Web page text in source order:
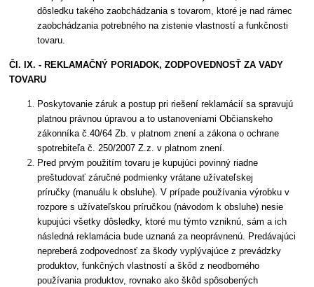
dôsledku takého zaobchádzania s tovarom, ktoré je nad rámec
zaobchádzania potrebného na zistenie vlastností a funkčnosti
tovaru.
Čl. IX. - REKLAMAČNÝ PORIADOK, ZODPOVEDNOSŤ ZA VADY
TOVARU
Poskytovanie záruk a postup pri riešení reklamácií sa spravujú
platnou právnou úpravou a to ustanoveniami Občianskeho
zákonníka č.40/64 Zb. v platnom znení a zákona o ochrane
spotrebiteľa č. 250/2007 Z.z. v platnom znení.
Pred prvým použitím tovaru je kupujúci povinný riadne
preštudovať záručné podmienky vrátane užívateľskej
príručky (manuálu k obsluhe). V prípade používania výrobku v
rozpore s užívateľskou príručkou (návodom k obsluhe) nesie
kupujúci všetky dôsledky, ktoré mu týmto vzniknú, sám a ich
následná reklamácia bude uznaná za neoprávnenú. Predávajúci
nepreberá zodpovednosť za škody vyplývajúce z prevádzky
produktov, funkčných vlastností a škôd z neodborného
používania produktov, rovnako ako škôd spôsobených